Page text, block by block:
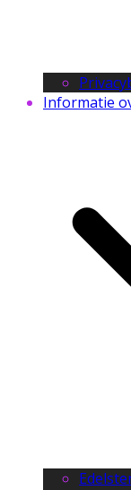
Informatie